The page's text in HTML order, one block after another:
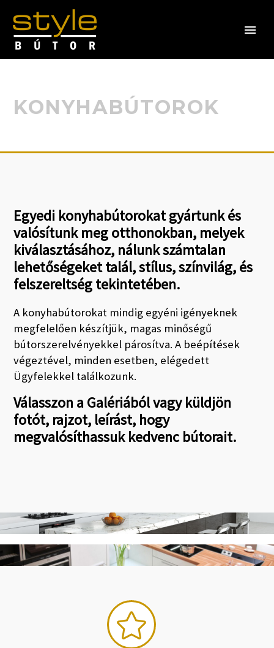
KONYHABÚTOROK
Egyedi konyhabútorokat gyártunk és
valósítunk meg otthonokban, melyek
kiválasztásához, nálunk számtalan
lehetőségeket talál, stílus, színvilág,és
felszereltség tekintetében.
A konyhabútorokat mindig egyéni igényeknek
megfelelően készítjük, magas minőségű
bútorszerelvényekkel párosítva.A beépítések
végeztével, minden esetben, elégedett
Ügyfelekkel találkozunk.
Válasszon a Galériából vagy küldjön
fotót, rajzot, leírást, hogy
megvalósíthassukkedvenc bútorait.
